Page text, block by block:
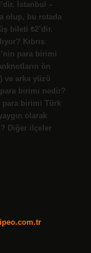
İstanbul –
olup, bu rotada
bileti ₺2’dir.
Kıbrıs
para birimi
ön
ve arka yüzü
para birimi nedir?
para birimi Türk
olarak
Diğer ilçeler